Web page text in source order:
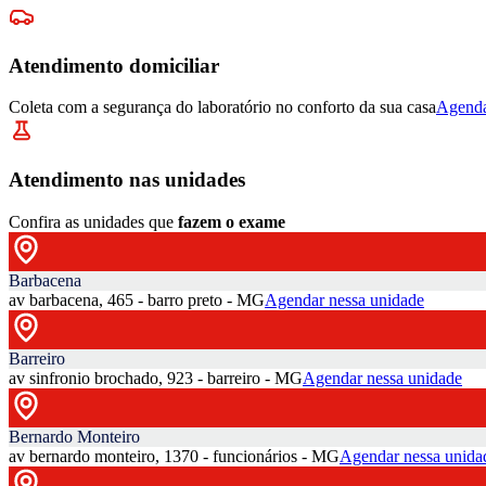
Atendimento domiciliar
Coleta com a segurança do laboratório no conforto da sua casa
Atendimento nas unidades
Confira as unidades que fazem o exame
Barbacena
av barbacena, 465 - barro preto - MGAgendar nessa unidade
Barreiro
av sinfronio brochado, 923 - barreiro - MGAgendar nessa unidade
Bernardo Monteiro
av bernardo monteiro, 1370 - funcionários - MGAgendar nessa